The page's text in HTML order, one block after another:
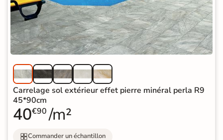
Carrelage sol extérieur effet pierre minéral perla R9
45*90cm
40€90 /m²
Commander un échantillon